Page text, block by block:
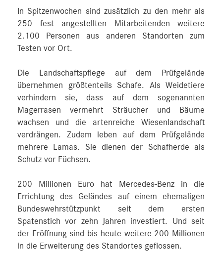
In Spitzenwochen sind zusätzlich zu den mehr als
250 fest angestellten Mitarbeitenden weitere
2.100 Personen aus anderen Standorten zum
Testen vor Ort.
Die Landschaftspflege auf dem Prüfgelände
übernehmen größtenteils Schafe. Als Weidetiere
verhindern sie, dass auf dem sogenannten
Magerrasen vermehrt Sträucher und Bäume
wachsen und die artenreiche Wiesenlandschaft
verdrängen. Zudem leben auf dem Prüfgelände
mehrere Lamas. Sie dienen der Schafherde als
Schutz vor Füchsen.
200 Millionen Euro hat Mercedes‑Benz in die
Errichtung des Geländes auf einem ehemaligen
Bundeswehrstützpunkt seit dem ersten
Spatenstich vor zehn Jahren investiert. Und seit
der Eröffnung sind bis heute weitere 200 Millionen
in die Erweiterung des Standortes geflossen.